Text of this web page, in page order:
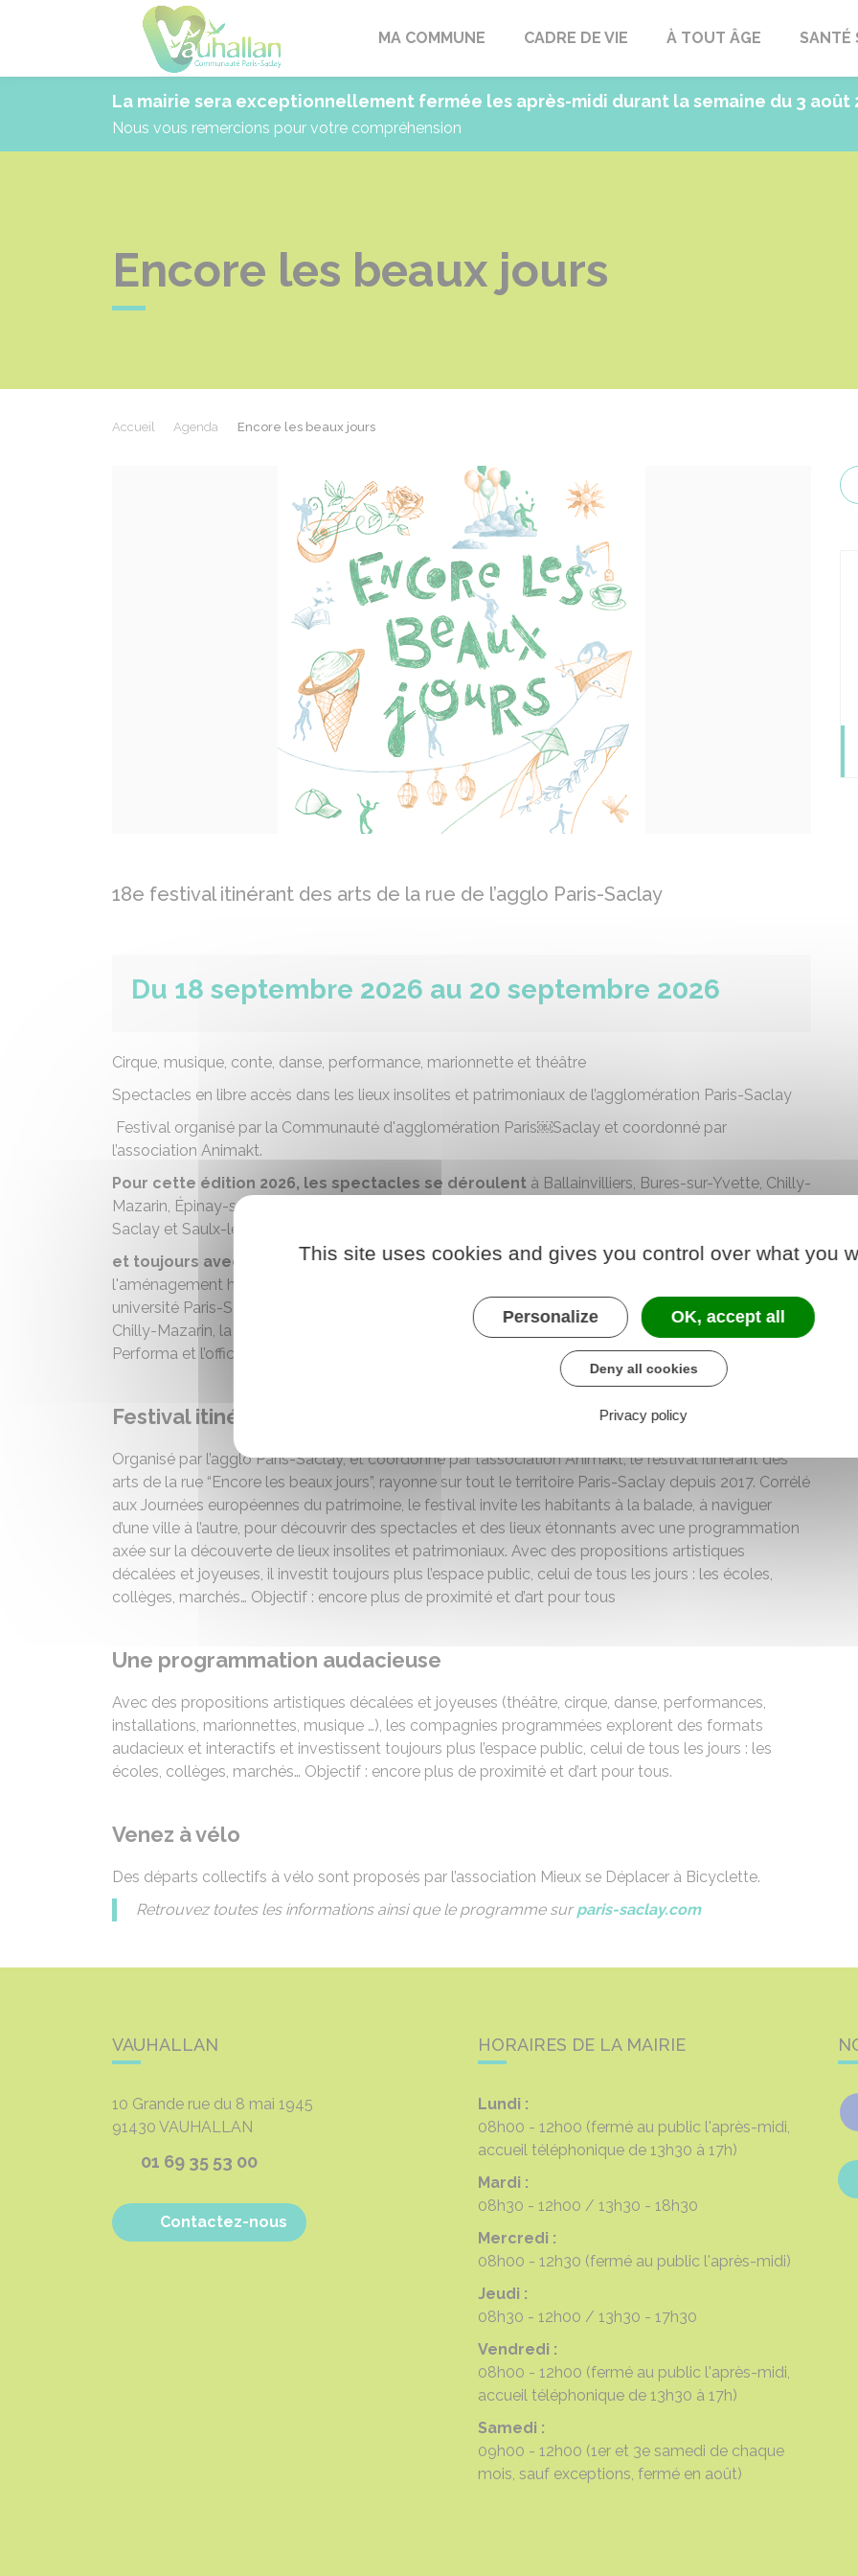
VauhallanMA COMMUNE CADRE DE VIE À TOUT ÂGE SANTÉ
La mairie sera exceptionnellement fermée les après-midi durant la semaine du 3 août
Nous vous remercions pour votre compréhension
Encore les beaux jours
Accueil Agenda Encore les beaux jours
18e festival itinérant des arts de la rue de l’agglo Paris-Saclay
Du 18 septembre 2026 au 20 septembre 2026
Cirque, musique, conte, danse, performance, marionnette et théâtre
Spectacles en libre accès dans les lieux insolites et patrimoniaux de l’agglomération Paris-Saclay
Festival organisé par la Communauté d'agglomération Paris￼Saclay et coordonné par
l’association Animakt.
Pour cette édition 2026, les spectacles se déroulent à Ballainvilliers, Bures-sur-Yvette, Chilly-
Mazarin, Épinay-sur-Orge, Gif-sur-Yvette, Gometz-le-Châtel, Igny, La Ville-du-Bois, Les Ulis, Massy,
Saclay et Saulx-le-Chartreux,
et toujours avec de nombreux partenaires: le SIAHVY (syndicat intercommunal pour
l'aménagement hydraulique de la vallée de l'Yvette), la Scène de recherche - Théâtre Paris-Saclay,
université Paris-Saclay, la librairie Passeurs d’histoires, le projet de territoire In Itinere pour la ville de
Chilly-Mazarin, la ville d'Orsay, le Collectif pour la culture en Essonne, dans le cadre du festival
Performa et l’office artistique de la région Nouvelle-Aquitaine.
Festival itinérant des arts de la rue de l’agglo Paris-Saclay
Organisé par l’agglo Paris-Saclay, et coordonné par l’association Animakt, le festival itinérant des
arts de la rue “Encore les beaux jours”, rayonne sur tout le territoire Paris-Saclay depuis 2017. Corrélé
aux Journées européennes du patrimoine, le festival invite les habitants à la balade, à naviguer
d’une ville à l’autre, pour découvrir des spectacles et des lieux étonnants avec une programmation
axée sur la découverte de lieux insolites et patrimoniaux. Avec des propositions artistiques
décalées et joyeuses, il investit toujours plus l’espace public, celui de tous les jours : les écoles,
collèges, marchés… Objectif : encore plus de proximité et d’art pour tous
Une programmation audacieuse
Avec des propositions artistiques décalées et joyeuses (théâtre, cirque, danse, performances,
installations, marionnettes, musique …), les compagnies programmées explorent des formats
audacieux et interactifs et investissent toujours plus l’espace public, celui de tous les jours : les
écoles, collèges, marchés… Objectif : encore plus de proximité et d’art pour tous.
Venez à vélo
Des départs collectifs à vélo sont proposés par l’association Mieux se Déplacer à Bicyclette.
Retrouvez toutes les informations ainsi que le programme sur paris-saclay.com
VAUHALLAN
10 Grande rue du 8 mai 1945
91430 VAUHALLAN
01 69 35 53 00
Contactez-nous
HORAIRES DE LA MAIRIE
Lundi :
08h00 - 12h00 (fermé au public l'après-midi,
accueil téléphonique de 13h30 à 17h)
Mardi :
08h30 - 12h00
13h30 - 18h30
Mercredi :
08h00 - 12h30 (fermé au public l'après-midi)
Jeudi :
08h30 - 12h00
13h30 - 17h30
Vendredi :
08h00 - 12h00 (fermé au public l'après-midi,
accueil téléphonique de 13h30 à 17h)
Samedi :
09h00 - 12h00 (1er et 3e samedi de chaque
mois, sauf exceptions, fermé en août)
This site uses cookies and gives you control over what you
Personalize OK, accept all
Deny all cookies
Privacy policy